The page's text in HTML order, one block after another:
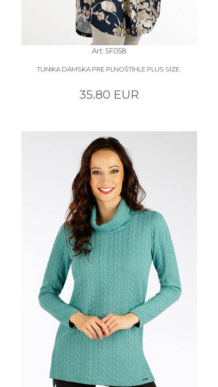
Art: 5F058
TUNIKA DÁMSKA PRE PLNOŠTÍHLE PLUS SIZE.
35.80 EUR